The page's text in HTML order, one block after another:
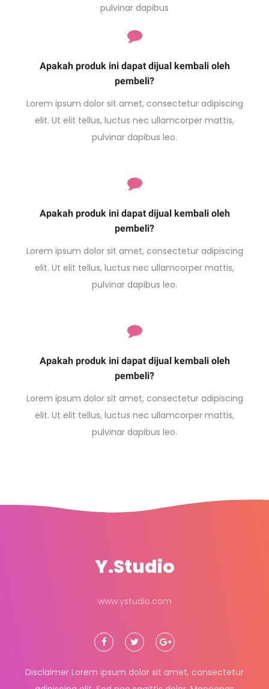
pulvinar dapibus
Apakah produk ini dapat dijual kembali oleh
pembeli?
Lorem ipsum dolor sit amet, consectetur adipiscing
elit. Ut elit tellus, luctus nec ullamcorper mattis,
pulvinar dapibus leo.
Apakah produk ini dapat dijual kembali oleh
pembeli?
Lorem ipsum dolor sit amet, consectetur adipiscing
elit. Ut elit tellus, luctus nec ullamcorper mattis,
pulvinar dapibus leo.
Apakah produk ini dapat dijual kembali oleh
pembeli?
Lorem ipsum dolor sit amet, consectetur adipiscing
elit. Ut elit tellus, luctus nec ullamcorper mattis,
pulvinar dapibus leo.
Y.Studio
www.ystudio.com
Disclaimer Lorem ipsum dolor sit amet, consectetur